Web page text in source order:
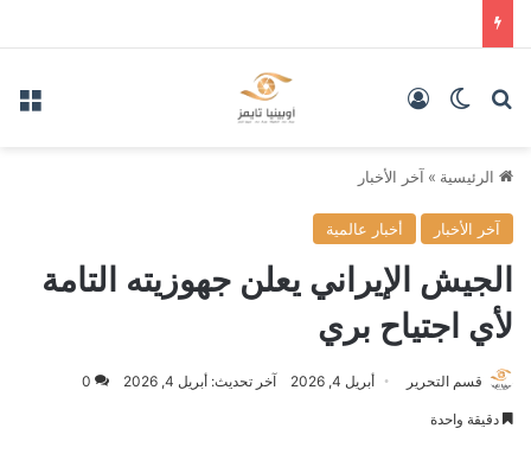
بحث عنالوضع المظلم
الرئيسية » آخر الأخبار
آخر الأخبار أخبار عالمية
الجيش الإيراني يعلن جهوزيته التامة
لأي اجتياح بري
قسم التحرير أبريل 4, 2026 آخر تحديث: أبريل 4, 2026 0
دقيقة واحدة